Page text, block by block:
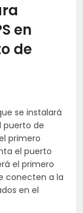
en
de
se instalará
puerto de
primero
el puerto
el primero
conecten a la
en el